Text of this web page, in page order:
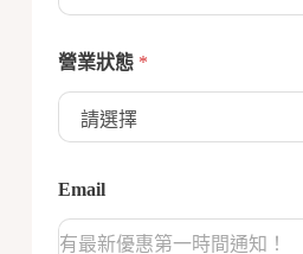
營業狀態 *
Email